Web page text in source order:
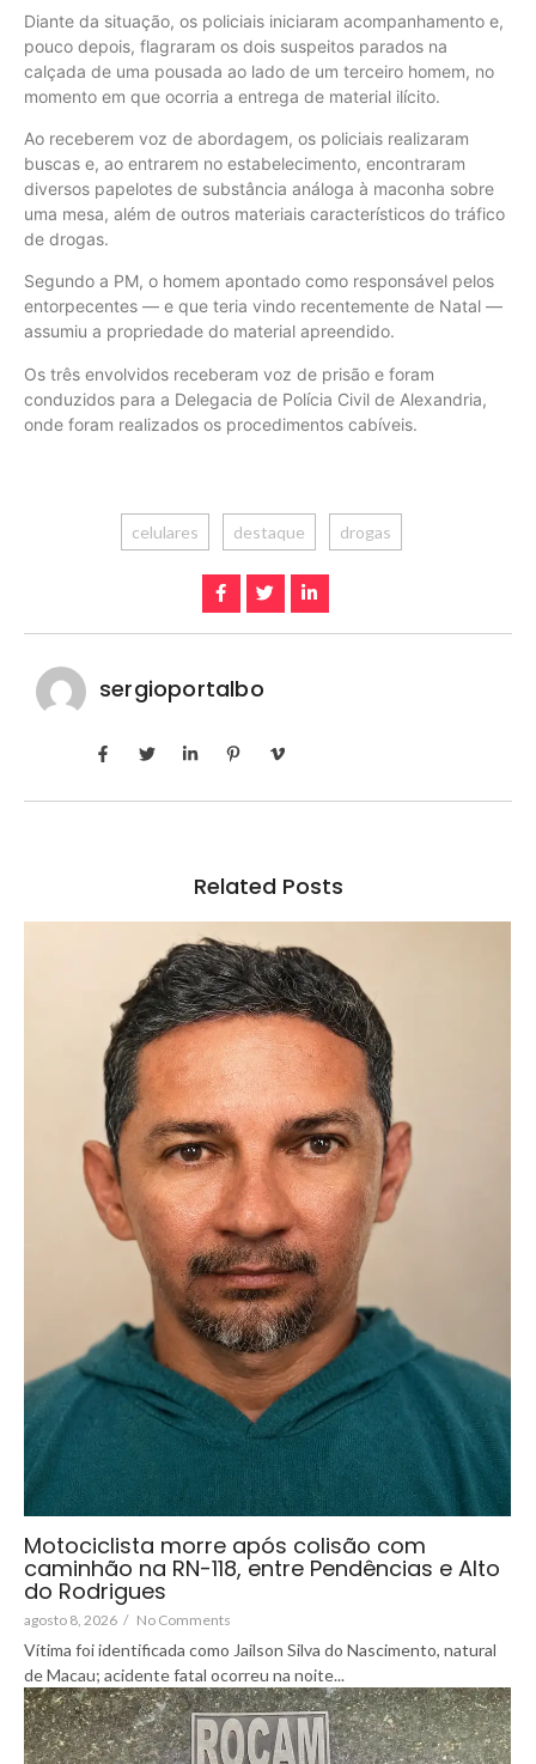
Diante da situação, os policiais iniciaram acompanhamento e,
pouco depois, flagraram os dois suspeitos parados na
calçada de uma pousada ao lado de um terceiro homem, no
momento em que ocorria a entrega de material ilícito.
Ao receberem voz de abordagem, os policiais realizaram
buscas e, ao entrarem no estabelecimento, encontraram
diversos papelotes de substância análoga à maconha sobre
uma mesa, além de outros materiais característicos do tráfico
de drogas.
Segundo a PM, o homem apontado como responsável pelos
entorpecentes — e que teria vindo recentemente de Natal —
assumiu a propriedade do material apreendido.
Os três envolvidos receberam voz de prisão e foram
conduzidos para a Delegacia de Polícia Civil de Alexandria,
onde foram realizados os procedimentos cabíveis.
celulares destaque drogas
sergioportalbo
Related Posts
Motociclista morre após colisão com
caminhão na RN-118, entre Pendências e Alto
do Rodrigues
agosto 8, 2026 / No Comments
Vítima foi identificada como Jailson Silva do Nascimento, natural
de Macau; acidente fatal ocorreu na noite...